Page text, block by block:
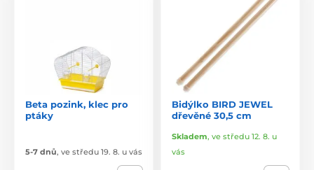
Beta pozink, klec pro
ptáky
5-7 dnů, ve středu 19. 8. u vás
Bidýlko BIRD JEWEL
dřevěné 30,5 cm
Skladem, ve středu 12. 8. u
vás